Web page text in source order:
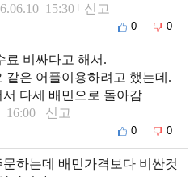
15:30 신고
0 0
료 비싸다고 해서.
같은 어플이용하려고 했는데.
다세 배민으로 돌아감
16:00 신고
0 0
하는데 배민가격보다 비싼것